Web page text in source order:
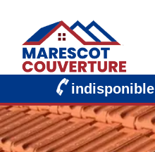
indisponible